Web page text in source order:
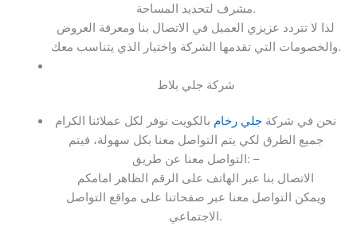
مشرف لتحديد المساحة.
لذا لا تتردد عزيزي العميل في الاتصال بنا ومعرفة العروض
والخصومات التي تقدمها الشركة واختيار الذي يتناسب معك.
شركة جلي بلاط
نحن في شركة جلي رخام بالكويت نوفر لكل عملائنا الكرام
جميع الطرق لكي يتم التواصل معنا بكل سهولة، فيتم
التواصل معنا عن طريق: –
الاتصال بنا عبر الهاتف على الرقم الظاهر امامكم
ويمكن التواصل معنا عبر صفحاتنا على مواقع التواصل
الاجتماعي.